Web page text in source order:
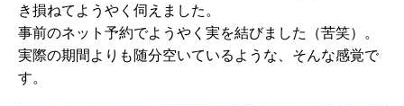
き損ねてようやく伺えました。
事前のネット予約でようやく実を結びました（苦笑）。
実際の期間よりも随分空いているような、そんな感覚で
す。